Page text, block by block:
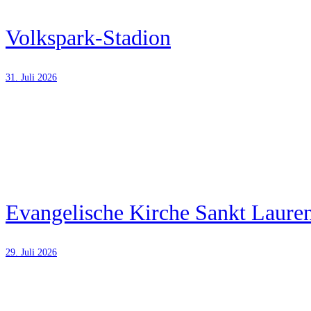
Volkspark-Stadion
31. Juli 2026
Evangelische Kirche Sankt
29. Juli 2026